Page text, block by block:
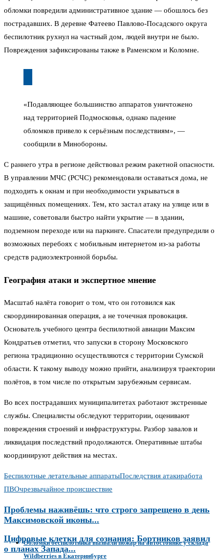
обломки повредили административное здание — обошлось без
пострадавших. В деревне Фатеево Павлово-Посадского округа
беспилотник рухнул на частный дом, людей внутри не было.
Повреждения зафиксированы также в Раменском и Коломне.
«Подавляющее большинство аппаратов уничтожено
над территорией Подмосковья, однако падение
обломков привело к серьёзным последствиям», —
сообщили в Минобороны.
С раннего утра в регионе действовал режим ракетной опасности.
В управлении МЧС (РСЧС) рекомендовали оставаться дома, не
подходить к окнам и при необходимости укрываться в
защищённых помещениях. Тем, кто застал атаку на улице или в
машине, советовали быстро найти укрытие — в здании,
подземном переходе или на паркинге. Спасатели предупредили о
возможных перебоях с мобильным интернетом из-за работы
средств радиоэлектронной борьбы.
География атаки и экспертное мнение
Масштаб налёта говорит о том, что он готовился как
скоординированная операция, а не точечная провокация.
Основатель учебного центра беспилотной авиации Максим
Кондратьев отметил, что запуски в сторону Московского
региона традиционно осуществляются с территории Сумской
области. К такому выводу можно прийти, анализируя траектории
полётов, в том числе по открытым зарубежным сервисам.
Во всех пострадавших муниципалитетах работают экстренные
службы. Специалисты обследуют территории, оценивают
повреждения строений и инфраструктуры. Разбор завалов и
ликвидация последствий продолжаются. Оперативные штабы
координируют действия на местах.
Беспилотные летательные аппаратыПоследствия атакиработа
ПВОчрезвычайное происшествие
Проблемы наживёшь: что строго запрещено в день
Максимовской иконы...
Цифровые клетки для сознания: Бортников заявил
о планах Запада...
Обломки беспилотника вызвали пожар на автостоянке у склада
Wildberries в Екатеринбурге